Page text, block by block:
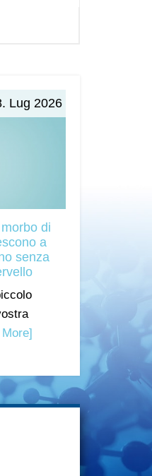
Lug 2026
di
a
senza